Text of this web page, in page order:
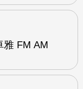
雅 FM AM